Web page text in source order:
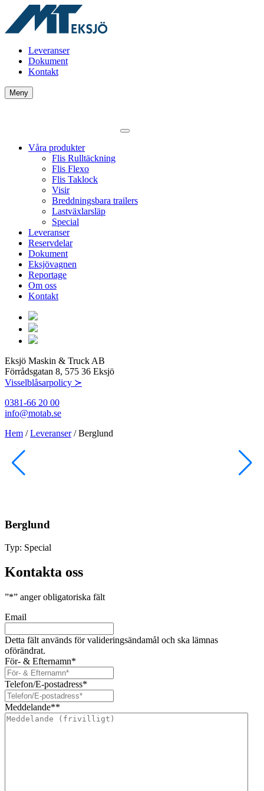
Leveranser
Dokument
Kontakt
Meny
Våra produkter
Flis Rulltäckning
Flis Flexo
Flis Taklock
Visir
Breddningsbara trailers
Lastväxlarsläp
Special
Leveranser
Reservdelar
Dokument
Eksjövagnen
Reportage
Om oss
Kontakt
Eksjö Maskin & Truck AB
Förrådsgatan 8, 575 36 Eksjö
Visselblåsarpolicy ≻
0381-66 20 00
info@motab.se
Hem /Leveranser/Berglund
Berglund
Typ: Special
Kontakta oss
”*” anger obligatoriska fält
Email
Detta fält används för valideringsändamål och ska lämnas
oförändrat.
För- & Efternamn*
Telefon/E-postadress*
Meddelande**